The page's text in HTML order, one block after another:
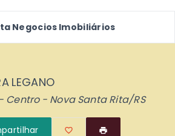
Negocios Imobiliários
LEGANO
Centro - Nova Santa Rita/RS